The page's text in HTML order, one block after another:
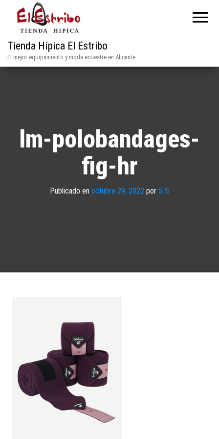
Tienda Hípica El Estribo
El mejor equipamiento y moda ecuestre en Alicante
lm-polobandages-
fig-hr
Publicado en octubre 29, 2022 por S S